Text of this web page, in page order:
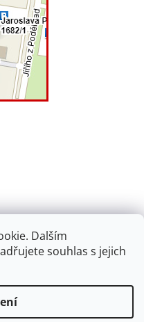
Dalším
souhlas s jejich